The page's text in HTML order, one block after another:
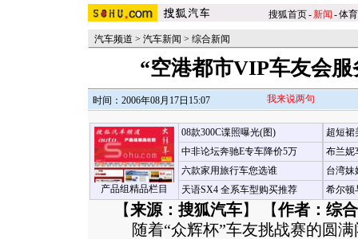
搜狐首页-新闻 -体育
汽车频道 > 汽车新闻 > 综合新闻
“空港都市VIP车友会
时间：2006年08月17日15:07 我来说两句
产品组精品栏目
08款300C谍照曝光(图)
中非论坛奔驰E专车降价5万
六款家用旅行车您选谁
天语SX4 全系车型购买推荐
超短裙
布兰妮
台湾妹
希尔顿
【来源：搜狐汽车】 【作者：综
随着“众辉杯”车友挑战赛的圆满